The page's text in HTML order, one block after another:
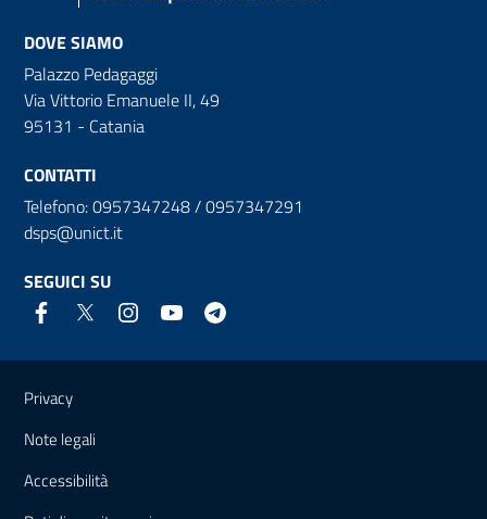
DOVE SIAMO
Palazzo Pedagaggi
Via Vittorio Emanuele II, 49
95131 - Catania
CONTATTI
Telefono: 0957347248 / 0957347291
dsps@unict.it
SEGUICI SU
Link e informazioni utili
Privacy
Note legali
Accessibilità